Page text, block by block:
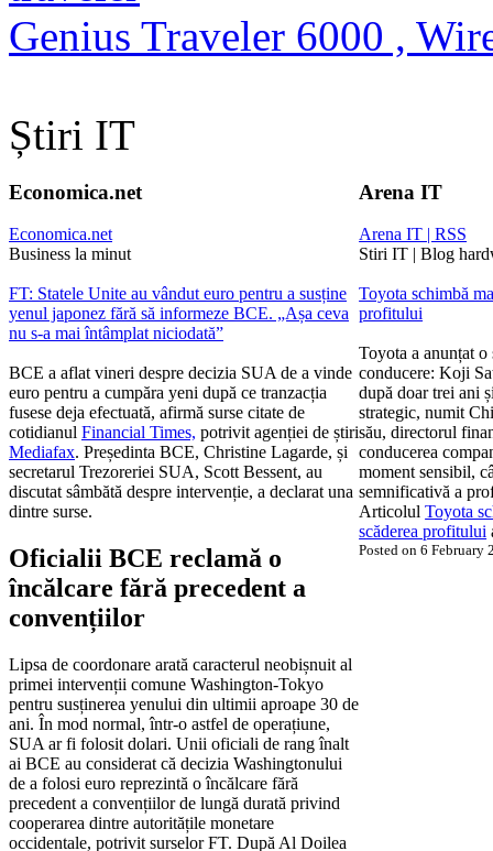
Genius Traveler 6000 ,
Știri IT
Economica.net
Economica.net
Business la minut
FT: Statele Unite au vândut euro pentru a susține
yenul japonez fără să informeze BCE. „Așa ceva
nu s-a mai întâmplat niciodată”
BCE a aflat vineri despre decizia SUA de a vinde
euro pentru a cumpăra yeni după ce tranzacția
fusese deja efectuată, afirmă surse citate de
cotidianul Financial Times, potrivit agenției de știri
Mediafax. Președinta BCE, Christine Lagarde, și
secretarul Trezoreriei SUA, Scott Bessent, au
discutat sâmbătă despre intervenție, a declarat una
dintre surse.
Oficialii BCE reclamă o
încălcare fără precedent a
convențiilor
Lipsa de coordonare arată caracterul neobișnuit al
primei intervenții comune Washington-Tokyo
pentru susținerea yenului din ultimii aproape 30 de
ani. În mod normal, într-o astfel de operațiune,
SUA ar fi folosit dolari. Unii oficiali de rang înalt
ai BCE au considerat că decizia Washingtonului
de a folosi euro reprezintă o încălcare fără
precedent a convențiilor de lungă durată privind
cooperarea dintre autoritățile monetare
occidentale, potrivit surselor FT. După Al Doilea
Arena IT
Arena IT | RSS
Stiri IT | Blog
Toyota schimbă
profitului
Toyota a anunțat
conducere: Koji
după doar trei ani
strategic, numit
său, directorul
conducerea
moment sensibil,
semnificativă a
ArticolulToyota
scăderea profitului
Posted on 6 February